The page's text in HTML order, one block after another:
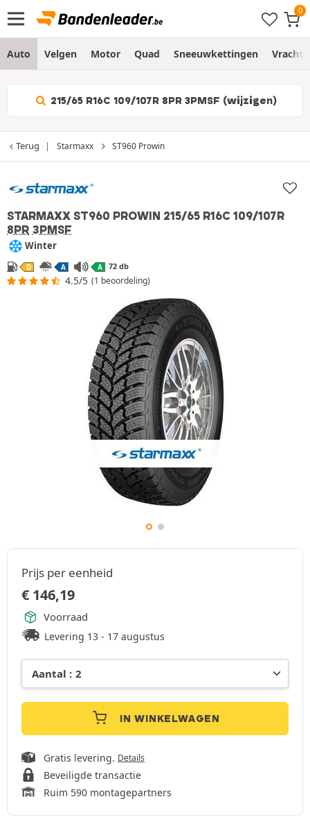
Auto Velgen Motor Quad Sneeuwkettingen
215/65 R16C 109/107R 8PR 3PMSF (wijzigen)
Terug Starmaxx ST960 Prowin
STARMAXX ST960 PROWIN 215/65 R16C 109/107R
8PR 3PMSF
Winter
D A A 72 db
4.5/5 (1 beoordeling)
Prijs per eenheid
€ 146,19
Voorraad
Levering 13 - 17 augustus
IN WINKELWAGEN
Gratis levering. Details
Beveiligde transactie
Ruim 590 montagepartners